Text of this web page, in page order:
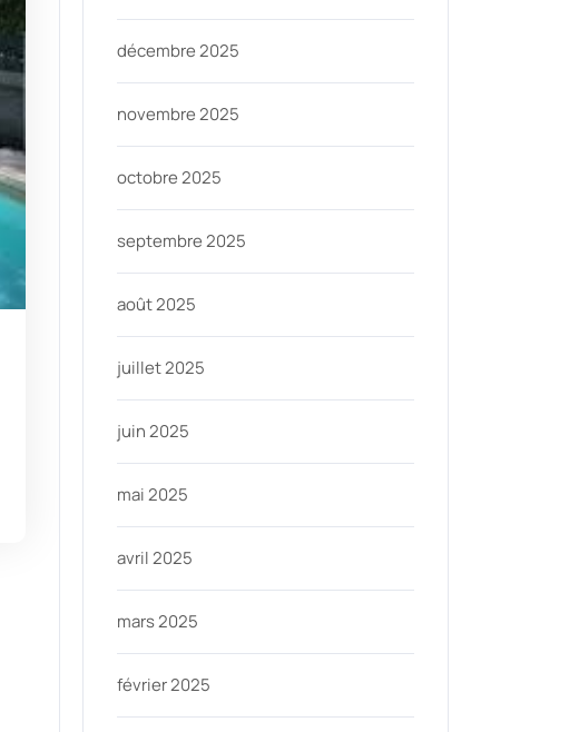
décembre 2025
novembre 2025
octobre 2025
septembre 2025
août 2025
juillet 2025
juin 2025
mai 2025
avril 2025
mars 2025
février 2025